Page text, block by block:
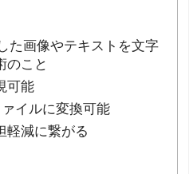
た画像やテキストを文字
のこと
可能
イルに変換可能
軽減に繋がる